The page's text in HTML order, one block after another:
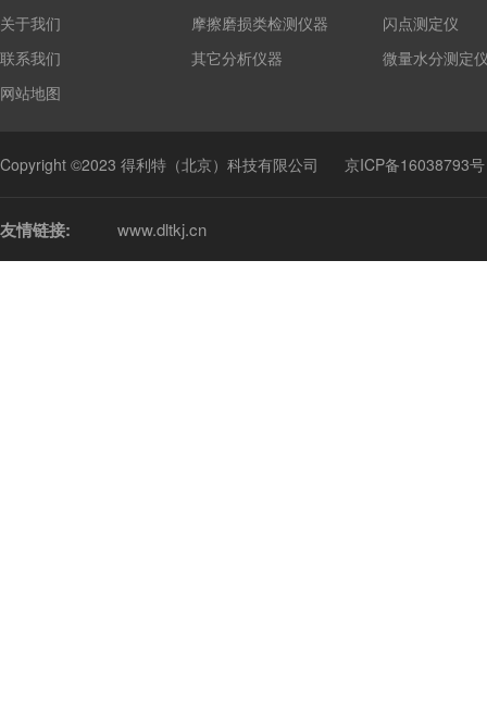
关于我们
联系我们
网站地图
摩擦磨损类检测仪器
其它分析仪器
闪点测定仪
微量水分测定
Copyright ©2023 得利特（北京）科技有限公司 京ICP备16038793号
友情链接: www.dltkj.cn